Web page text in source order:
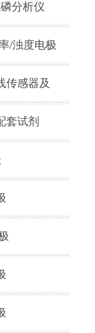
分析仪
/浊度电极
传感器及
套试剂